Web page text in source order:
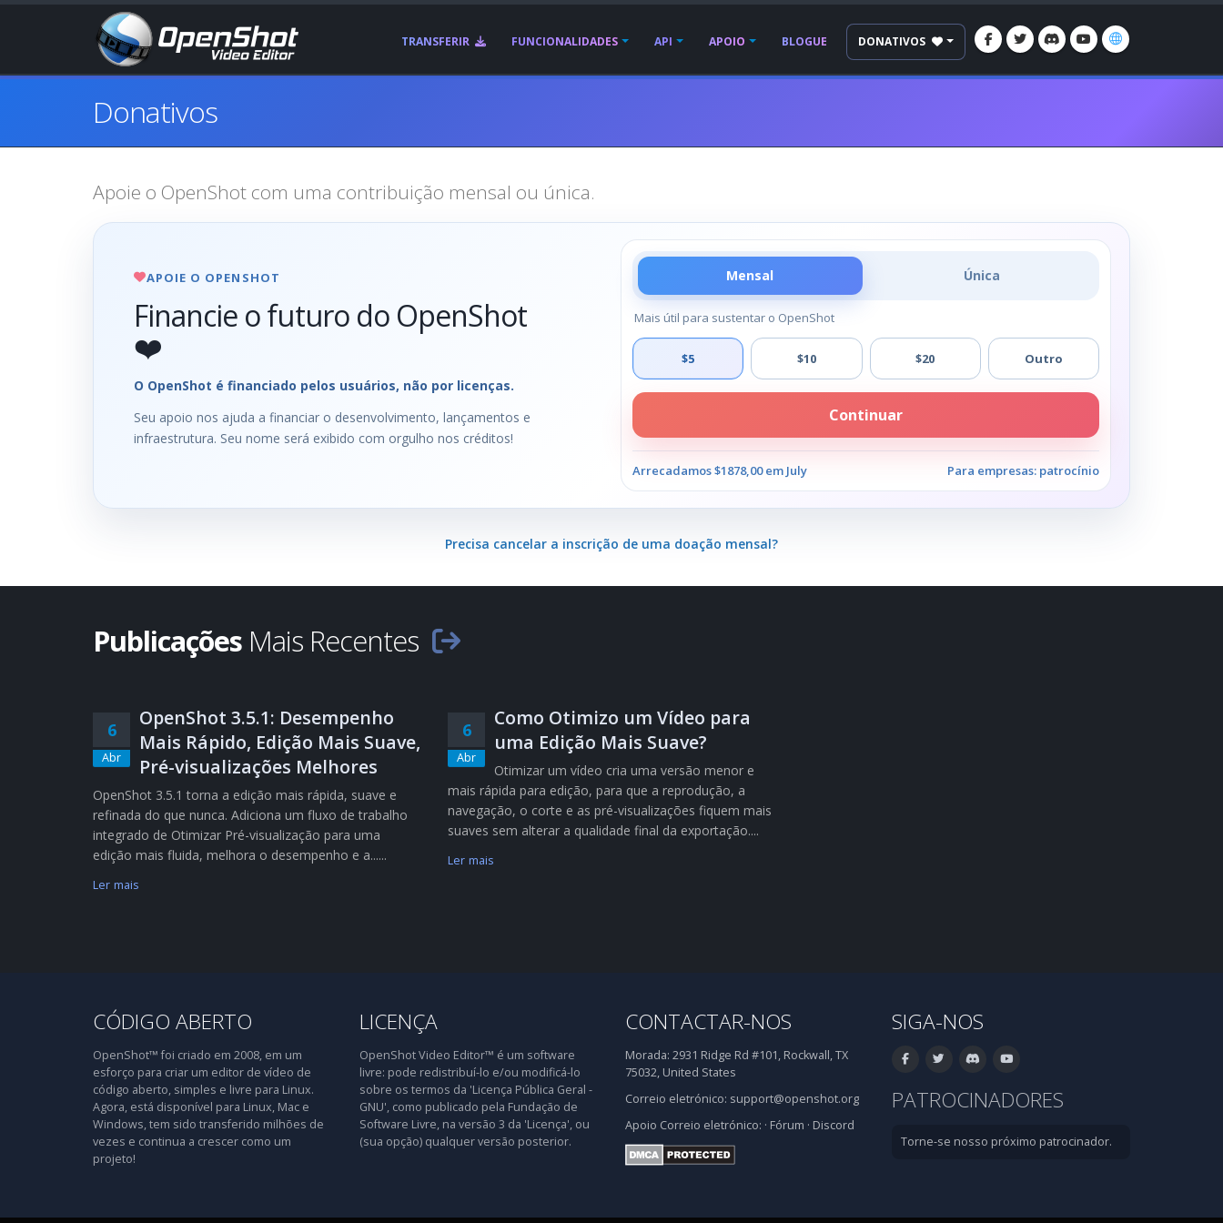
TRANSFERIR FUNCIONALIDADES API APOIO BLOGUE DONATIVOS
Donativos
Apoie o OpenShot com uma contribuição mensal ou única.
APOIE O OPENSHOT
Financie o futuro do OpenShot
❤️
O OpenShot é financiado pelos usuários, não por licenças.
Seu apoio nos ajuda a financiar o desenvolvimento, lançamentos e
infraestrutura. Seu nome será exibido com orgulho nos créditos!
Mensal Única
Mais útil para sustentar o OpenShot
$5 $10 $20 Outro
Continuar
Arrecadamos $1878,00 em July Para empresas: patrocínio
Precisa cancelar a inscrição de uma doação mensal?
Publicações Mais Recentes
6
Abr
OpenShot 3.5.1: Desempenho
Mais Rápido, Edição Mais Suave,
Pré-visualizações Melhores
OpenShot 3.5.1 torna a edição mais rápida, suave e
refinada do que nunca. Adiciona um fluxo de trabalho
integrado de Otimizar Pré-visualização para uma
edição mais fluida, melhora o desempenho e a......
Ler mais
6
Abr
Como Otimizo um Vídeo para
uma Edição Mais Suave?
Otimizar um vídeo cria uma versão menor e
mais rápida para edição, para que a reprodução, a
navegação, o corte e as pré-visualizações fiquem mais
suaves sem alterar a qualidade final da exportação....
Ler mais
CÓDIGO ABERTO
OpenShot™ foi criado em 2008, em um
esforço para criar um editor de vídeo de
código aberto, simples e livre para Linux.
Agora, está disponível para Linux, Mac e
Windows, tem sido transferido milhões de
vezes e continua a crescer como um
projeto!
LICENÇA
OpenShot Video Editor™ é um software
livre: pode redistribuí-lo e/ou modificá-lo
sobre os termos da 'Licença Pública Geral -
GNU', como publicado pela Fundação de
Software Livre, na versão 3 da 'Licença', ou
(sua opção) qualquer versão posterior.
CONTACTAR-NOS
Morada: 2931 Ridge Rd #101, Rockwall, TX
75032, United States
Correio eletrónico: support@openshot.org
Apoio Correio eletrónico: · Fórum · Discord
SIGA-NOS
PATROCINADORES
Torne-se nosso próximo patrocinador.